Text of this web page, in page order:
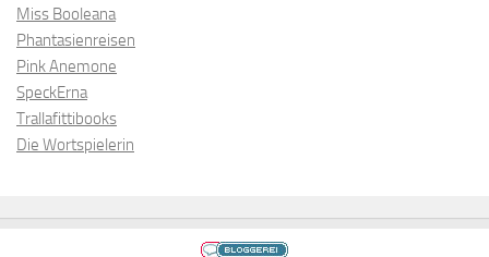
Miss Booleana
Phantasienreisen
Pink Anemone
SpeckErna
Trallafittibooks
Die Wortspielerin